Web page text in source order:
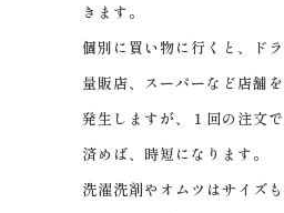
きます。
個別に買い物に行くと、ド
量販店、スーパーなど店舗
発生しますが、１回の注文
済めば、時短になります。
洗濯洗剤やオムツはサイズ